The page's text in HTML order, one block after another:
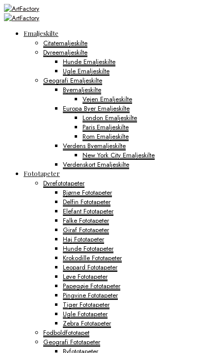
Emaljeskilte
Citatemaljeskilte
Dyreemaljeskilte
Hunde Emaljeskilte
Ugle Emaljeskilte
Geografi Emaljeskilte
Byemaljeskilte
Vejen Emaljeskilte
Europa Byer Emaljeskilte
London Emaljeskilte
Paris Emaljeskilte
Rom Emaljeskilte
Verdens Byemaljeskilte
New York City Emaljeskilte
Verdenskort Emaljeskilte
Fototapeter
Dyrefototapeter
Bjørne Fototapeter
Delfin Fototapeter
Elefant Fototapeter
Falke Fototapeter
Giraf Fototapeter
Haj Fototapeter
Hunde Fototapeter
Krokodille Fototapeter
Leopard Fototapeter
Løve Fototapeter
Papegøje Fototapeter
Pingvine Fototapeter
Tiger Fototapeter
Ugle Fototapeter
Zebra Fototapeter
Fodboldfototapet
Geografi Fototapeter